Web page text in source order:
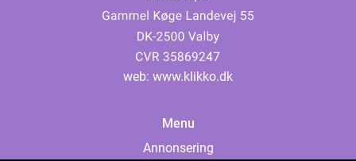
web: www.klikko.dk
Menu
Annonsering